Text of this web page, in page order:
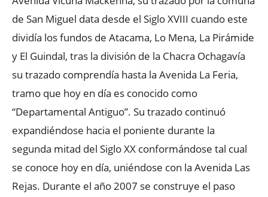
de San Miguel data desde el Siglo XVIII cuando este
dividía los fundos de Atacama, Lo Mena, La Pirámide
y El Guindal, tras la división de la Chacra Ochagavía
su trazado comprendía hasta la Avenida La Feria,
tramo que hoy en día es conocido como
“Departamental Antiguo”. Su trazado continuó
expandiéndose hacia el poniente durante la
segunda mitad del Siglo XX conformándose tal cual
se conoce hoy en día, uniéndose con la Avenida Las
Rejas. Durante el año 2007 se construye el paso